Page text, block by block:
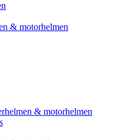
& motorhelmen
& motorhelmen